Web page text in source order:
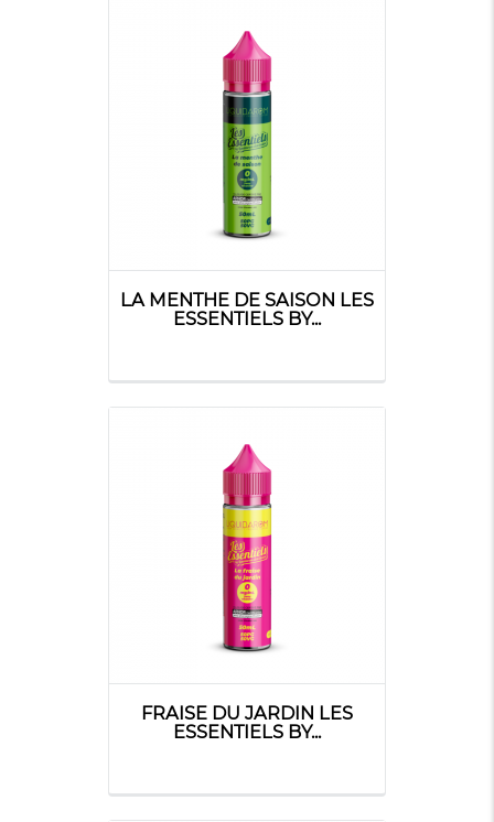
LA MENTHE DE SAISON LES
ESSENTIELS BY...
FRAISE DU JARDIN LES
ESSENTIELS BY...